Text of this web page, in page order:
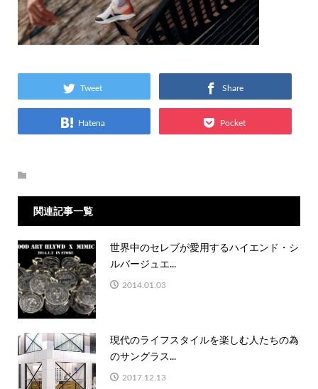
Tweet Share
Hatena Pocket
関連記事一覧
世界中のセレブが愛用するハイエンド・シ
ルバージュエ...
2014.01.03
現代のライフスタイルを楽しむ人たちの為
のサングラス...
2017.12.13